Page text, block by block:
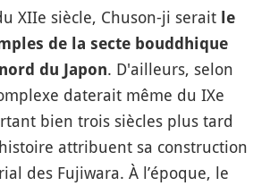
XIIe siècle, Chuson-ji serait le
de la secte bouddhique
du Japon. D'ailleurs, selon
daterait même du IXe
bien trois siècles plus tard
attribuent sa construction
des Fujiwara. À l’époque, le